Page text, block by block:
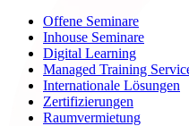
Offene Seminare
Inhouse Seminare
Digital Learning
Managed Training
Internationale Lösungen
Zertifizierungen
Raumvermietung